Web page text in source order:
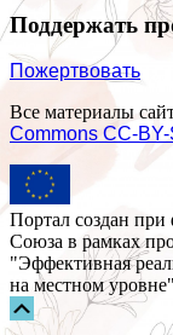
Поддержать
Пожертвовать
Все материалы
Commons СС-BY-
Портал создан
Союза в рамках
"Эффективная
на местном
Прокрутка